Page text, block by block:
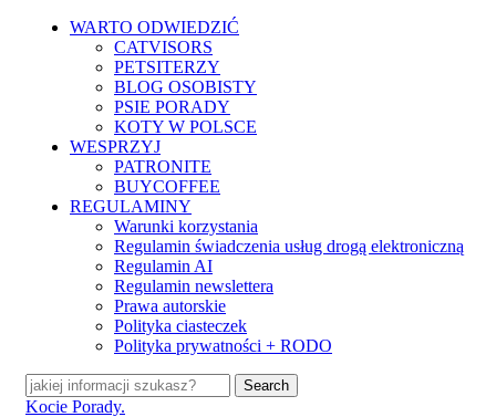
WARTO ODWIEDZIĆ
CATVISORS
PETSITERZY
BLOG OSOBISTY
PSIE PORADY
KOTY W POLSCE
WESPRZYJ
PATRONITE
BUYCOFFEE
REGULAMINY
Warunki korzystania
Regulamin świadczenia usług drogą elektroniczną
Regulamin AI
Regulamin newslettera
Prawa autorskie
Polityka ciasteczek
Polityka prywatności + RODO
Search
Close
Kocie Porady.